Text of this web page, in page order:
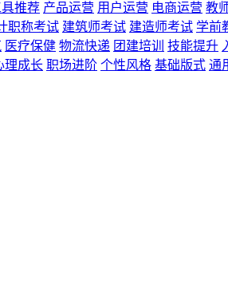
推荐 产品运营 用户运营 电商运营 教
职称考试 建筑师考试 建造师考试 学前
医疗保健 物流快递 团建培训 技能提升
理成长 职场进阶 个性风格 基础版式 通